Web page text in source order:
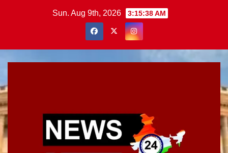
Sun. Aug 9th, 2026 3:15:39 AM